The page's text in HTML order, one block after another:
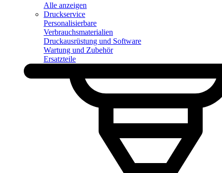
Alle anzeigen
Druckservice
Personalisierbare
Verbrauchsmaterialien
Druckausrüstung und Software
Wartung und Zubehör
Ersatzteile